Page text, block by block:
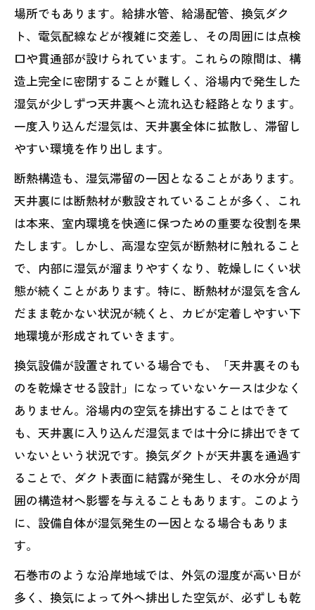
場所でもあります。給排水管、給湯配管、換気ダク
ト、電気配線などが複雑に交差し、その周囲には点検
口や貫通部が設けられています。これらの隙間は、構
造上完全に密閉することが難しく、浴場内で発生した
湿気が少しずつ天井裏へと流れ込む経路となります。
一度入り込んだ湿気は、天井裏全体に拡散し、滞留し
やすい環境を作り出します。
断熱構造も、湿気滞留の一因となることがあります。
天井裏には断熱材が敷設されていることが多く、これ
は本来、室内環境を快適に保つための重要な役割を果
たします。しかし、高湿な空気が断熱材に触れること
で、内部に湿気が溜まりやすくなり、乾燥しにくい状
態が続くことがあります。特に、断熱材が湿気を含ん
だまま乾かない状況が続くと、カビが定着しやすい下
地環境が形成されていきます。
換気設備が設置されている場合でも、「天井裏そのも
のを乾燥させる設計」になっていないケースは少なく
ありません。浴場内の空気を排出することはできて
も、天井裏に入り込んだ湿気までは十分に排出できて
いないという状況です。換気ダクトが天井裏を通過す
ることで、ダクト表面に結露が発生し、その水分が周
囲の構造材へ影響を与えることもあります。このよう
に、設備自体が湿気発生の一因となる場合もありま
す。
石巻市のような沿岸地域では、外気の湿度が高い日が
多く、換気によって外へ排出した空気が、必ずしも乾